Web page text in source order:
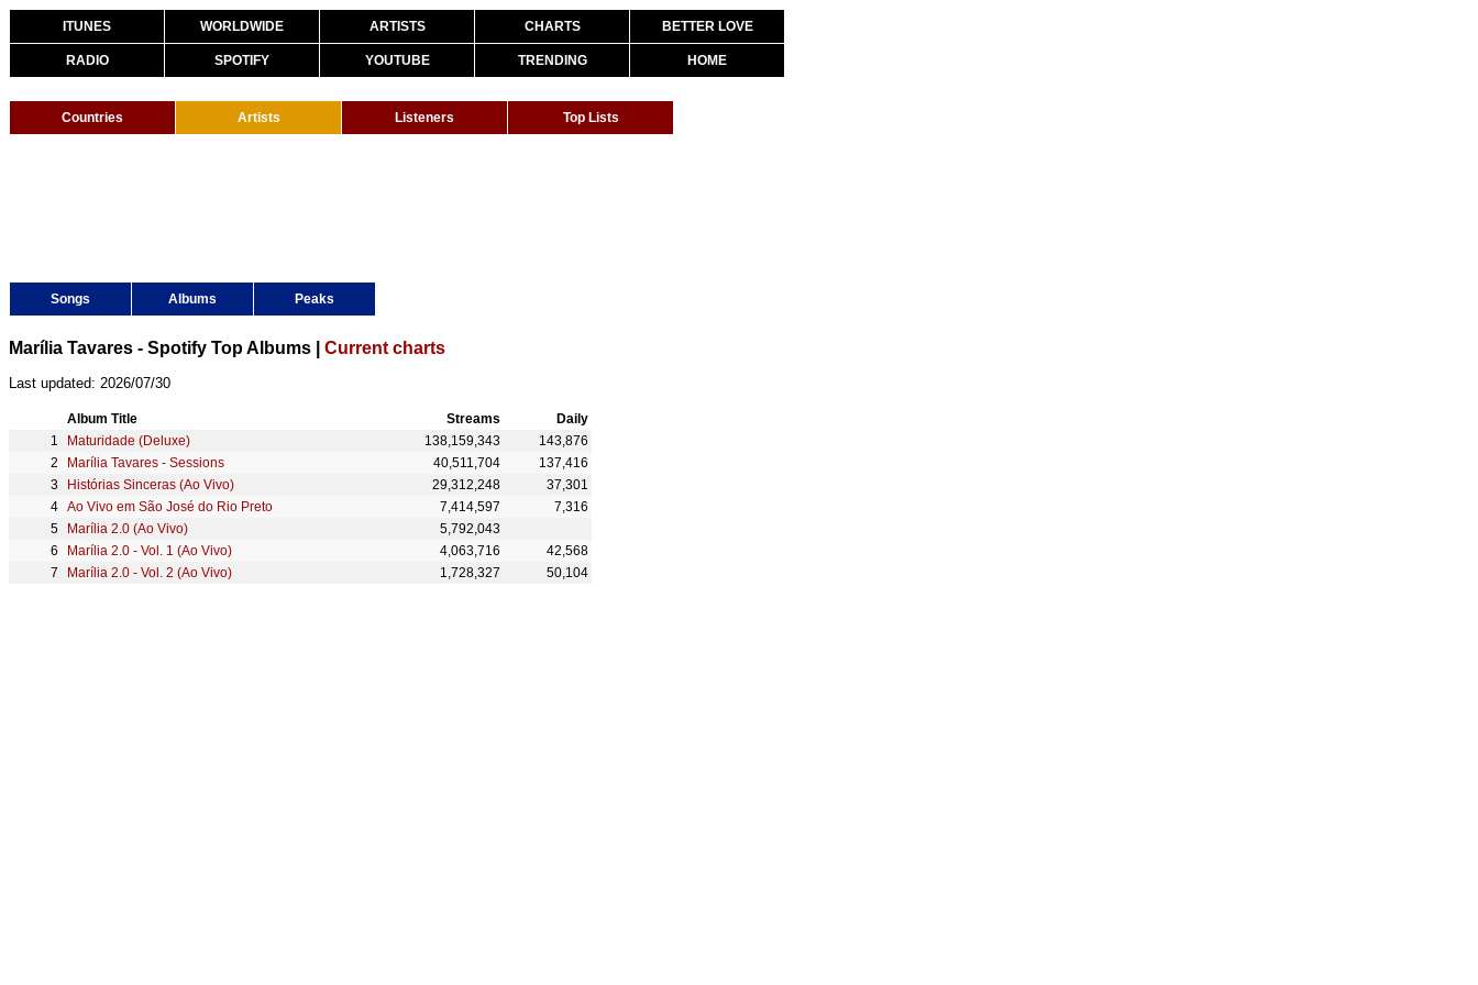
ITUNES WORLDWIDE ARTISTS CHARTS BETTER LOVE
RADIO SPOTIFY YOUTUBE TRENDING HOME
Countries Artists Listeners Top Lists
Songs Albums Peaks
Marília Tavares - Spotify Top Albums | Current charts
Last updated: 2026/07/30
Album Title Streams
Daily
Maturidade (Deluxe)
138,159,343
143,876
Marília Tavares - Sessions
40,511,704
137,416
Histórias Sinceras (Ao Vivo)
29,312,248
37,301
Ao Vivo em São José do Rio Preto
7,414,597
7,316
Marília 2.0 (Ao Vivo)
5,792,043
Marília 2.0 - Vol. 1 (Ao Vivo)
4,063,716
42,568
Marília 2.0 - Vol. 2 (Ao Vivo)
1,728,327 50,104